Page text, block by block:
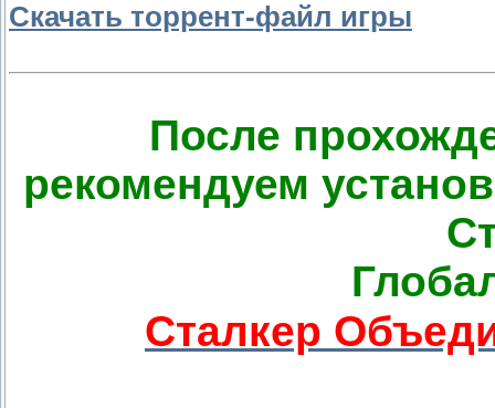
Скачать торрент-файл игры
После
рекомендуем
Сталкер